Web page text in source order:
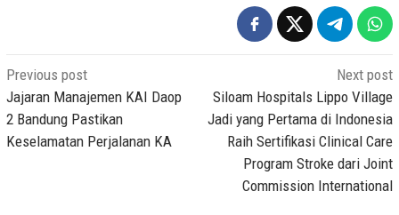
Post
navigation
Previous post
Jajaran Manajemen KAI Daop
2 Bandung Pastikan
Keselamatan Perjalanan KA
Next post
Siloam Hospitals Lippo Village
Jadi yang Pertama di Indonesia
Raih Sertifikasi Clinical Care
Program Stroke dari Joint
Commission International